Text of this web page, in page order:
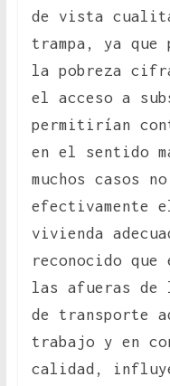
de vista
trampa, ya que
la pobreza
el acceso a
permitirían
en el sentido
muchos casos
efectivamente
vivienda
reconocido
las afueras de
de transporte
trabajo y en
calidad,